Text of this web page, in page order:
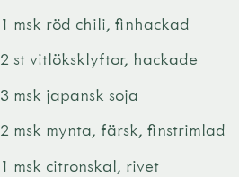
1 msk röd chili, finhackad
2 st vitlöksklyftor, hackade
3 msk japansk soja
2 msk mynta, färsk, finstrimlad
1 msk citronskal, rivet